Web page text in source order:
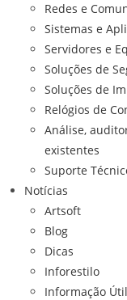
Redes e
Sistemas e
Servidores e
Soluções de
Soluções de
Relógios de
Análise,
existentes
Suporte
Notícias
Artsoft
Blog
Dicas
Inforestilo
Informação Útil